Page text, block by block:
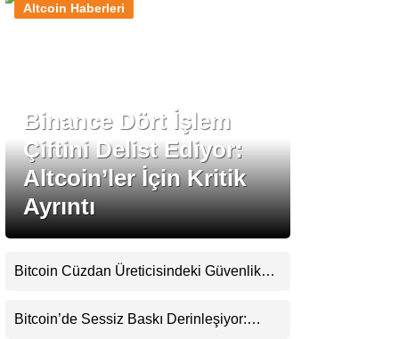
Binance Dört İşlem
Çiftini Delist Ediyor:
Altcoin’ler İçin Kritik
Ayrıntı
Altcoin Haberleri
Bitcoin Cüzdan Üreticisindeki Güvenlik
Belirsizliğini Koruyor
Bitcoin’de Sessiz Baskı Derinleşiyor: